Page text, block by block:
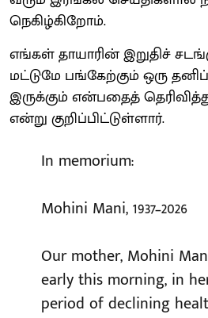
நெகிழ்கிறோம்.
எங்கள் தாயாரின் இறுதிச்
மட்டுமே பங்கேற்கும் ஒரு
இருக்கும் என்பதைத்
என்று குறிப்பிட்டுள்ளார்.
In memorium:
Mohini Mani, 1937–2026
Our mother, Mohini
early this morning, in
period of declining